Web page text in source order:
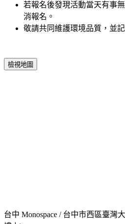
若報名後發現活動當天有事
消報名。
敬請共同維護環境品質，並
檢視地圖
台中 Monospace / 台中市西區臺灣